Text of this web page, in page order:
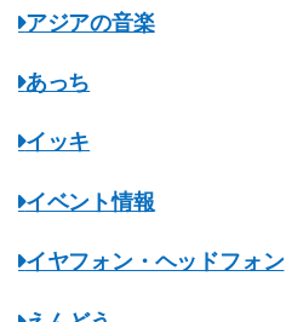
アジアの音楽
あっち
イッキ
イベント情報
イヤフォン・ヘッドフォン